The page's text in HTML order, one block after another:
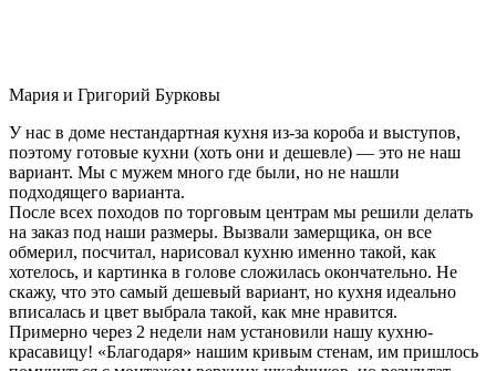
Мария и Григорий Бурковы
У нас в доме нестандартная кухня из-за короба и выступов,
поэтому готовые кухни (хоть они и дешевле) — это не наш
вариант. Мы с мужем много где были, но не нашли
подходящего варианта.
После всех походов по торговым центрам мы решили делать
на заказ под наши размеры. Вызвали замерщика, он все
обмерил, посчитал, нарисовал кухню именно такой, как
хотелось, и картинка в голове сложилась окончательно. Не
скажу, что это самый дешевый вариант, но кухня идеально
вписалась и цвет выбрала такой, как мне нравится.
Примерно через 2 недели нам установили нашу кухню-
красавицу! «Благодаря» нашим кривым стенам, им пришлось